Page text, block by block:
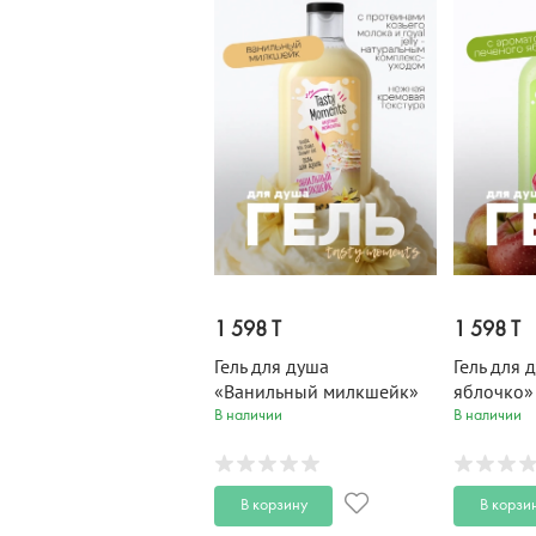
1 598 T
Гель для душа
«Ванильный милкшейк»
TASTY MOMENTS 300 мл
В наличии
В корзину
1 598 T
Гель для
яблочко»
В наличии
В